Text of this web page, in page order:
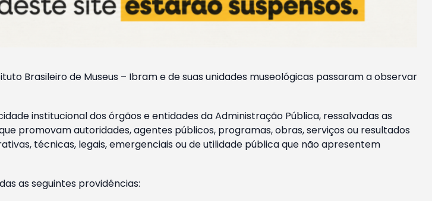
Brasileiro de Museus – Ibram e de suas unidades museológicas passaram a observar
institucional dos órgãos e entidades da Administração Pública, ressalvadas as
promovam autoridades, agentes públicos, programas, obras, serviços ou resultados
técnicas, legais, emergenciais ou de utilidade pública que não apresentem
as seguintes providências: